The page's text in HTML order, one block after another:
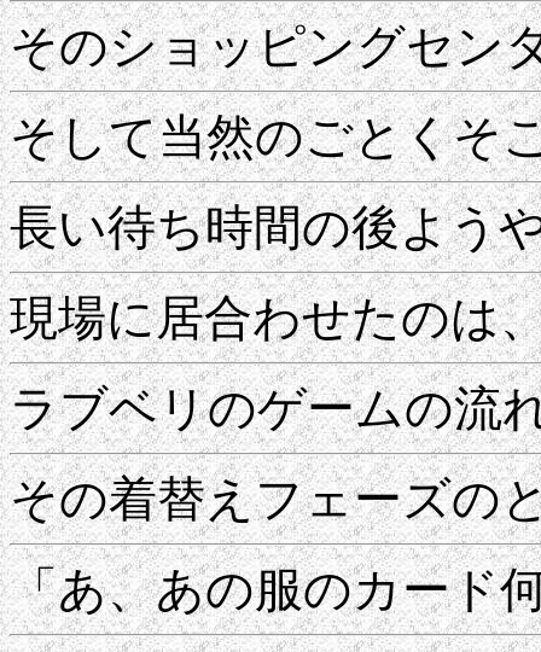
そのショッピングセン
そして当然のごとくそ
長い待ち時間の後よう
現場に居合わせたのは
ラブベリのゲームの流
その着替えフェーズの
「あ、あの服のカード